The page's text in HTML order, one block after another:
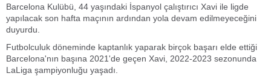
Barcelona Kulübü, 44 yaşındaki İspanyol çalıştırıcı Xavi ile ligde
yapılacak son hafta maçının ardından yola devam edilmeyeceğini
duyurdu.
Futbolculuk döneminde kaptanlık yaparak birçok başarı elde ettiği
Barcelona'nın başına 2021'de geçen Xavi, 2022-2023 sezonunda
LaLiga şampiyonluğu yaşadı.